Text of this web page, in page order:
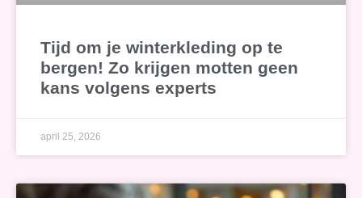
Tijd om je winterkleding op te
bergen! Zo krijgen motten geen
kans volgens experts
april 25, 2026